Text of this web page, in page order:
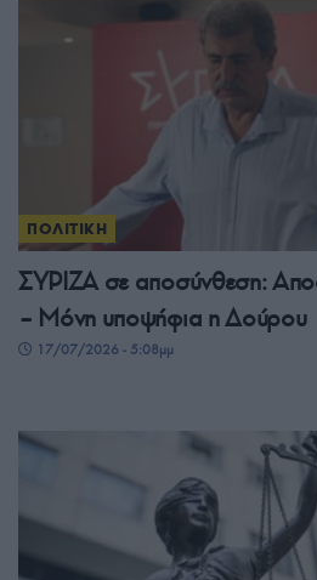
ΠΟΛΙΤΙΚΗ
ΣΥΡΙΖΑ σε αποσύνθεση:
– Μόνη υποψήφια η Δούρου
17/07/2026 - 5:08μμ